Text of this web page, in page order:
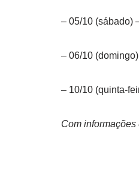
– 05/10 (sábado)
– 06/10
– 10/10 (quinta-
Com